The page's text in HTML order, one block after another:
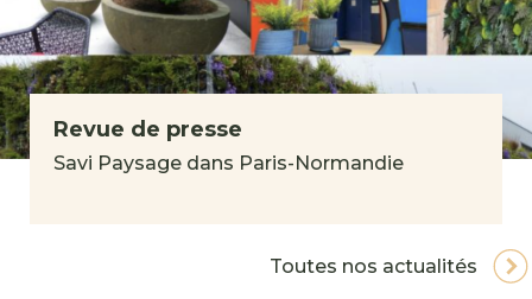
Revue de presse
Savi Paysage dans Paris-Normandie
Toutes nos actualités